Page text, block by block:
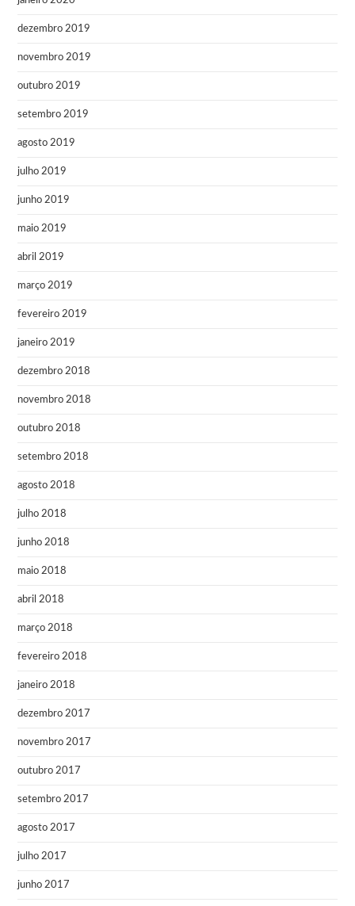
dezembro 2019
novembro 2019
outubro 2019
setembro 2019
agosto 2019
julho 2019
junho 2019
maio 2019
abril 2019
março 2019
fevereiro 2019
janeiro 2019
dezembro 2018
novembro 2018
outubro 2018
setembro 2018
agosto 2018
julho 2018
junho 2018
maio 2018
abril 2018
março 2018
fevereiro 2018
janeiro 2018
dezembro 2017
novembro 2017
outubro 2017
setembro 2017
agosto 2017
julho 2017
junho 2017